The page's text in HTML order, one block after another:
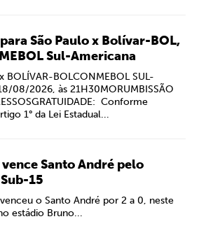
São Paulo x Bolívar-BOL,
Sul-Americana
BOLÍVAR-BOLCONMEBOL SUL-
08/2026, às 21H30MORUMBISSÃO
Conforme
1° da Lei Estadual...
vence Santo André pelo
15
o Santo André por 2 a 0, neste
estádio Bruno...